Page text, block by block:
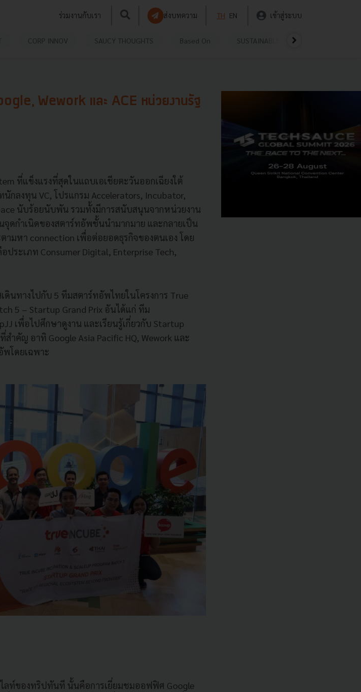
ร่วมงานกับเรา ส่งบทความ TH EN เข้าสู่ระบบ
CORP INNOV SAUCY THOUGHTS Based On SUSTAINABLE
Wework และ ACE หน่วยงานรัฐ
ที่แข็งแรงที่สุดในแถบเอเชียตะวันออกเฉียงใต้
ลงทุน VC, โปรแกรม Accelerators, Incubator,
นับร้อยนับพัน รวมทั้งมีการสนับสนุนจากหน่วยงาน
จุดกำเนิดของสตาร์ทอัพชั้นนำมากมาย และกลายเป็น
มหา connection เพื่อต่อยอดธุรกิจของตนเอง โดย
ระเภท Consumer Digital, Enterprise Tech,
ดินทางไปกับ 5 ทีมสตาร์ทอัพไทยในโครงการ True
5 – Startup Grand Prix อันได้แก่ ทีม
เพื่อไปศึกษาดูงาน และเรียนรู้เกี่ยวกับ Startup
ำคัญ อาทิ Google Asia Pacific HQ, Wework และ
โดยเฉพาะ
ลท์ของทริปทันที นั้นคือการเยี่ยมชมออฟฟิศ Google